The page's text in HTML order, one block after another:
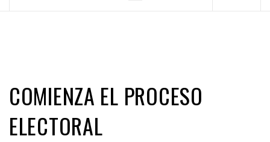
COMIENZA EL PROCESO
ELECTORAL